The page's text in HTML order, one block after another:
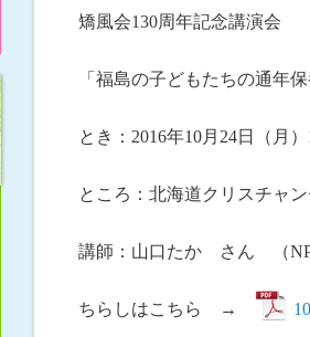
ついて
矯風会130周年記念講演会
「福島の子どもたちの通年
とき：2016年10月24日（月
ところ：北海道クリスチャ
講師：山口たか さん （
ちらしはこちら →